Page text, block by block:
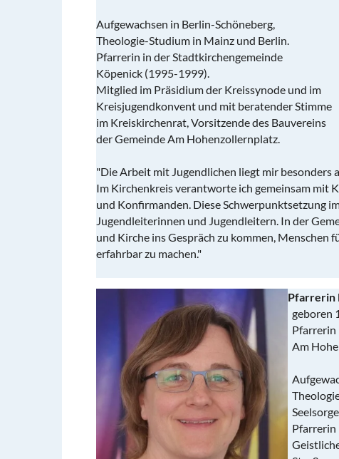
Aufgewachsen in Berlin-Schöneberg,
Theologie-Studium in Mainz und Berlin.
Pfarrerin in der Stadtkirchengemeinde
Köpenick (1995-1999).
Mitglied im Präsidium der Kreissynode und im
Kreisjugendkonvent und mit beratender Stimme
im Kreiskirchenrat, Vorsitzende des Bauvereins
der Gemeinde Am Hohenzollernplatz.
"Die Arbeit mit Jugendlichen liegt mir besonders
Im Kirchenkreis verantworte ich gemeinsam mit
und Konfirmanden. Diese Schwerpunktsetzung
Jugendleiterinnen und Jugendleitern. In der
und Kirche ins Gespräch zu kommen,
erfahrbar zu machen."
Pfarrerin
geboren
Pfarrerin
Am
Pfarrerin